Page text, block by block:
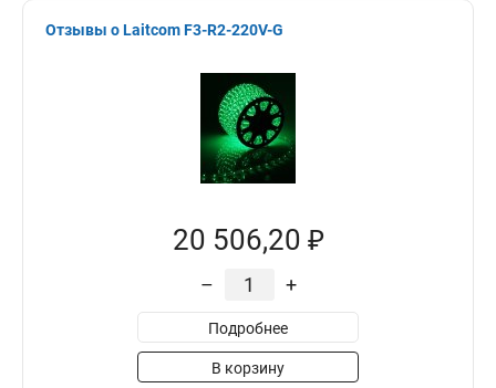
Отзывы о Laitcom F3-R2-220V-G
20 506,20 ₽
– +
Подробнее
В корзину